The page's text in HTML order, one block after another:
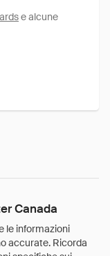
e alcune
Canada
le informazioni
accurate. Ricorda